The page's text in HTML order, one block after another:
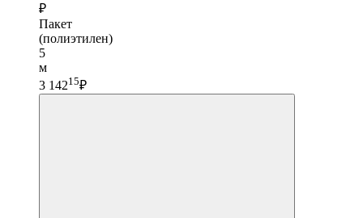
₽
Пакет
(полиэтилен)
5
м
3 14215₽